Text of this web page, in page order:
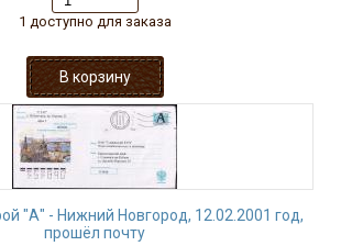
1 доступно для заказа
"А" - Нижний Новгород, 12.02.2001 год,
прошёл почту